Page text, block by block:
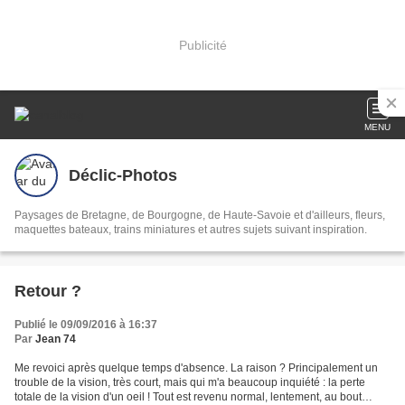
Publicité
MENU
Déclic-Photos
Paysages de Bretagne, de Bourgogne, de Haute-Savoie et d'ailleurs, fleurs,
maquettes bateaux, trains miniatures et autres sujets suivant inspiration.
Retour ?
Publié le 09/09/2016 à 16:37
Par Jean 74
Me revoici après quelque temps d'absence. La raison ? Principalement un
trouble de la vision, très court, mais qui m'a beaucoup inquiété : la perte
totale de la vision d'un oeil ! Tout est revenu normal, lentement, au bout